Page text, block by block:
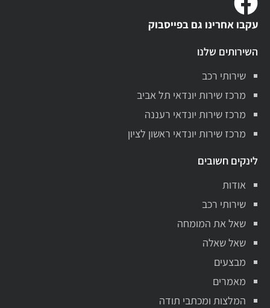
עקבו אחרינו גם בפייסבוק
השירותים שלנו
שירותי רכב
מרכז שירות יונדאי תל אביב
מרכז שירות יונדאי רעננה
מרכז שירות יונדאי ראשון לציון
לינקים חשובים
אודות
שירותי רכב
שאל את המומחה
שאל שאלה
מבצעים
מאמרים
המלצות ומכתבי תודה